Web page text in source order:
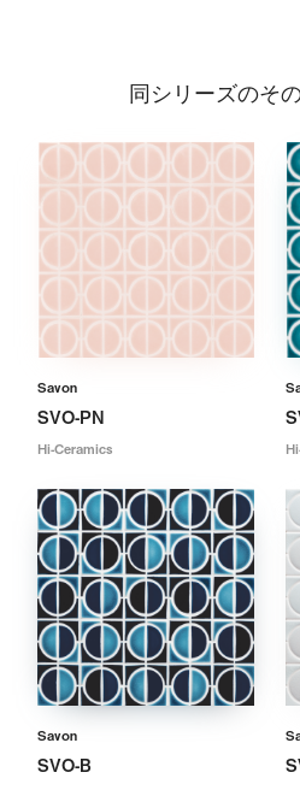
同シリーズのそ
Savon
SVO-PN
Hi-Ceramics
Savon
SVO-B